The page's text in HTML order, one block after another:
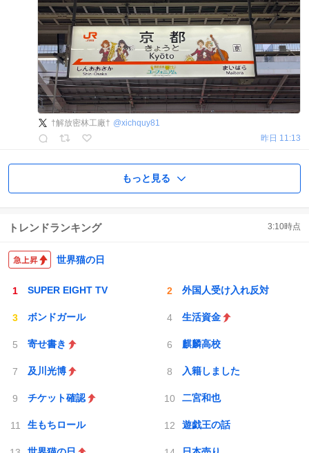
†解放密林工廠† @xichquy81
昨日 11:13
もっと見る
トレンドランキング 3:10時点
世界猫の日
SUPER EIGHT TV 外国人受け入れ反対
ボンドガール 生活資金
寄せ書き 麒麟高校
及川光博 入籍しました
チケット確認 二宮和也
生もちロール 遊戯王の話